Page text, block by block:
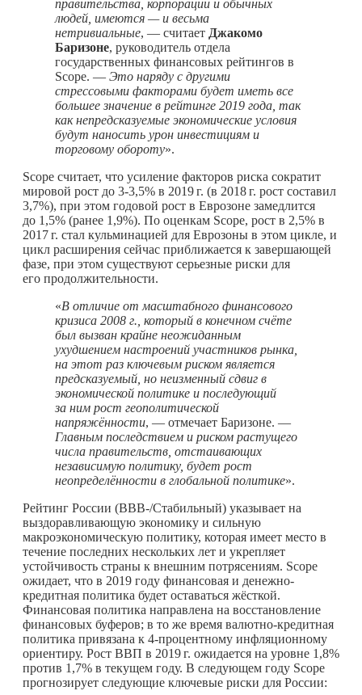
правительства, корпорации и обычных
людей, имеются — и весьма
нетривиальные, — считает Джакомо
Баризоне, руководитель отдела
государственных финансовых рейтингов в
Scope. — Это наряду с другими
стрессовыми факторами будет иметь все
большее значение в рейтинге 2019 года, так
как непредсказуемые экономические условия
будут наносить урон инвестициям и
торговому обороту».
Scope считает, что усиление факторов риска сократит
мировой рост до 3-3,5% в 2019 г. (в 2018 г. рост составил
3,7%), при этом годовой рост в Еврозоне замедлится
до 1,5% (ранее 1,9%). По оценкам Scope, рост в 2,5% в
2017 г. стал кульминацией для Еврозоны в этом цикле, и
цикл расширения сейчас приближается к завершающей
фазе, при этом существуют серьезные риски для
его продолжительности.
«В отличие от масштабного финансового
кризиса 2008 г., который в конечном счёте
был вызван крайне неожиданным
ухудшением настроений участников рынка,
на этот раз ключевым риском является
предсказуемый, но неизменный сдвиг в
экономической политике и последующий
за ним рост геополитической
напряжённости, — отмечает Баризоне. —
Главным последствием и риском растущего
числа правительств, отстаивающих
независимую политику, будет рост
неопределённости в глобальной политике».
Рейтинг России (BBB-/Стабильный) указывает на
выздоравливающую экономику и сильную
макроэкономическую политику, которая имеет место в
течение последних нескольких лет и укрепляет
устойчивость страны к внешним потрясениям. Scope
ожидает, что в 2019 году финансовая и денежно-
кредитная политика будет оставаться жёсткой.
Финансовая политика направлена на восстановление
финансовых буферов; в то же время валютно-кредитная
политика привязана к 4-процентному инфляционному
ориентиру. Рост ВВП в 2019 г. ожидается на уровне 1,8%
против 1,7% в текущем году. В следующем году Scope
прогнозирует следующие ключевые риски для России: